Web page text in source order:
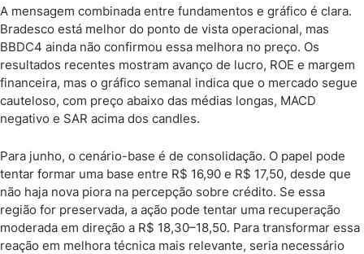
A mensagem combinada entre fundamentos e gráfico é clara.
Bradesco está melhor do ponto de vista operacional, mas
BBDC4 ainda não confirmou essa melhora no preço. Os
resultados recentes mostram avanço de lucro, ROE e margem
financeira, mas o gráfico semanal indica que o mercado segue
cauteloso, com preço abaixo das médias longas, MACD
negativo e SAR acima dos candles.
Para junho, o cenário-base é de consolidação. O papel pode
tentar formar uma base entre R$ 16,90 e R$ 17,50, desde que
não haja nova piora na percepção sobre crédito. Se essa
região for preservada, a ação pode tentar uma recuperação
moderada em direção a R$ 18,30–18,50. Para transformar essa
reação em melhora técnica mais relevante, seria necessário